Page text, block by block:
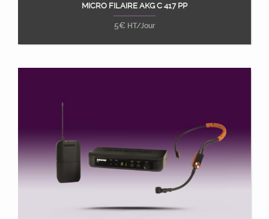
Ajouter au panier
MICRO FILAIRE AKG C 417 PP
5€ HT/Jour